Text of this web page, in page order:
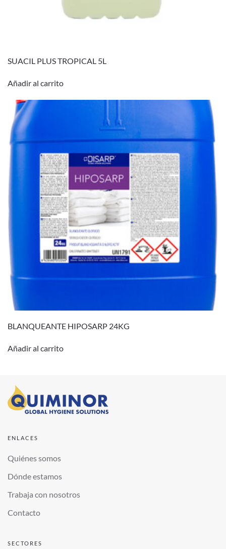
SUACIL PLUS TROPICAL 5L
Añadir al carrito
BLANQUEANTE HIPOSARP 24KG
Añadir al carrito
ENLACES
Quiénes somos
Dónde estamos
Trabaja con nosotros
Contacto
SECTORES